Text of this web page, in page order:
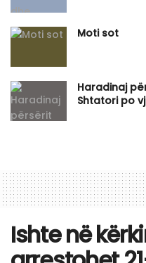
Moti sot
Haradinaj
Shtatori po
Ishte në